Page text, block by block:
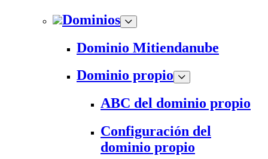
Dominios
Dominio Mitiendanube
Dominio propio
ABC del dominio propio
Configuración del
dominio propio